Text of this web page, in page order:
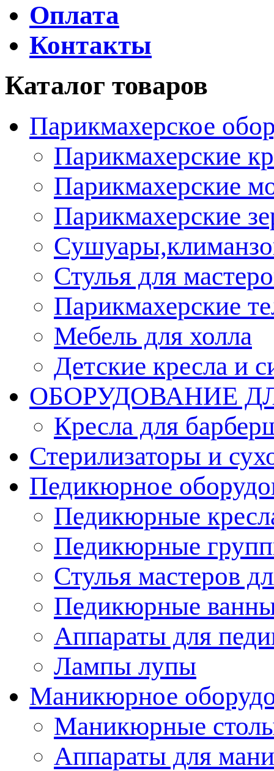
Оплата
Контакты
Каталог товаров
Парикмахерское
Парикмахерские
Парикмахерские
Парикмахерские
Стулья для
Парикмахерские
Мебель для холла
Детские кресла и
ОБОРУДОВАНИЕ
Кресла для
Стерилизаторы и
Педикюрное
Педикюрные
Педикюрные
Стулья мастеров
Педикюрные
Аппараты для
Лампы лупы
Маникюрное
Маникюрные
Аппараты для